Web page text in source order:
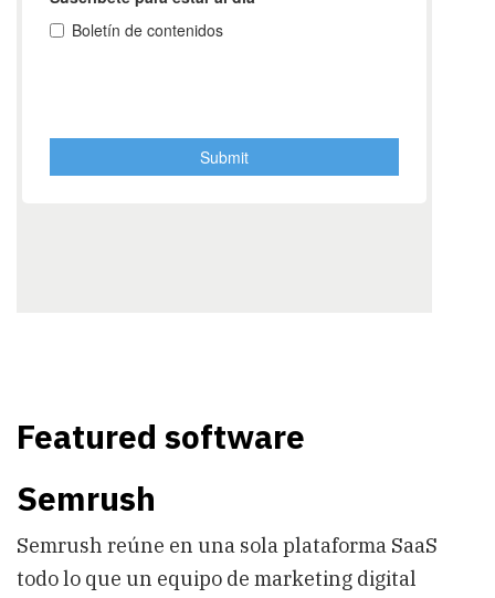
Featured software
Semrush
Semrush reúne en una sola plataforma SaaS
todo lo que un equipo de marketing digital